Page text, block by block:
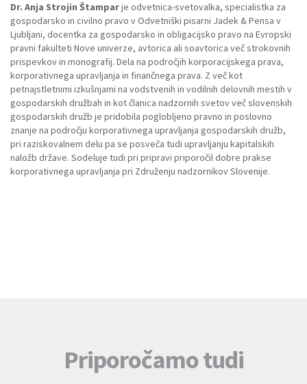
Dr. Anja Strojin Štamparje odvetnica-svetovalka, specialistka za
gospodarsko in civilno pravo v Odvetniški pisarni Jadek & Pensa v
Ljubljani, docentka za gospodarsko in obligacijsko pravo na Evropski
pravni fakulteti Nove univerze, avtorica ali soavtorica več strokovnih
prispevkov in monografij. Dela na področjih korporacijskega prava,
korporativnega upravljanja in finančnega prava. Z več kot
petnajstletnimi izkušnjami na vodstvenih in vodilnih delovnih mestih v
gospodarskih družbah in kot članica nadzornih svetov več slovenskih
gospodarskih družb je pridobila poglobljeno pravno in poslovno
znanje na področju korporativnega upravljanja gospodarskih družb,
pri raziskovalnem delu pa se posveča tudi upravljanju kapitalskih
naložb države. Sodeluje tudi pri pripravi priporočil dobre prakse
korporativnega upravljanja pri Združenju nadzornikov Slovenije.
Priporočamo tudi